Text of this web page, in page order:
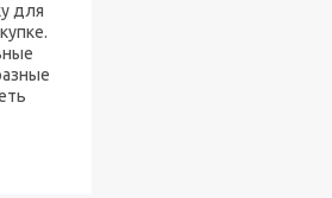
для